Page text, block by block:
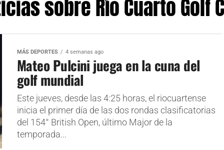
sobre Río Cuarto Golf
MÁS DEPORTES 4 semanas ago
Mateo Pulcini juega en la cuna del
golf mundial
Este jueves, desde las 4:25 horas, el riocuartense
inicia el primer día de las dos rondas clasificatorias
del 154° British Open, último Major de la
temporada...